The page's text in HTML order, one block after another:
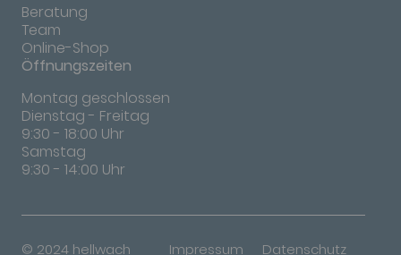
Beratung
Team
Online-Shop
Öffnungszeiten
Montag geschlossen
Dienstag - Freitag
9:30 - 18:00 Uhr
Samstag
9:30 - 14:00 Uhr
© 2024 hellwach Impressum Datenschutz